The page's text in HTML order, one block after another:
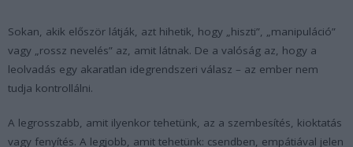
Sokan, akik először látják, azt hihetik, hogy „hiszti”, „manipuláció”
vagy „rossz nevelés” az, amit látnak. De a valóság az, hogy a
leolvadás egy akaratlan idegrendszeri válasz – az ember nem
tudja kontrollálni.
A legrosszabb, amit ilyenkor tehetünk, az a szembesítés, kioktatás
vagy fenyítés. A legjobb, amit tehetünk: csendben, empátiával jelen